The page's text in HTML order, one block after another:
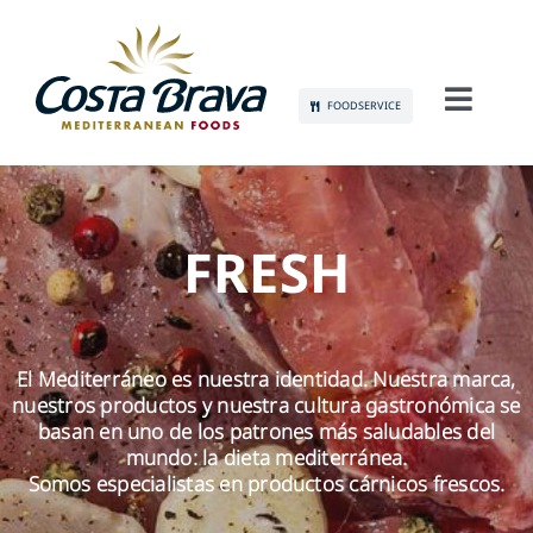
content
FOODSERVICE
CONÓCENOS
SOSTENIBILIDAD
PRODUCTOS
COMUNICACIÓN
EMPLEO
CONTACTO
FRESH
El Mediterráneo es nuestra identidad. Nuestra marca,
nuestros productos y nuestra cultura gastronómica se
basan en uno de los patrones más saludables del
mundo: la dieta mediterránea.
Somos especialistas en productos cárnicos frescos.